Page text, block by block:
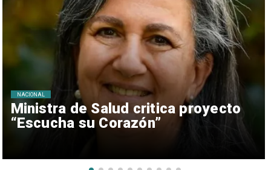
Ministra de Salud critica proyecto
“Escucha su Corazón”
NACIONAL